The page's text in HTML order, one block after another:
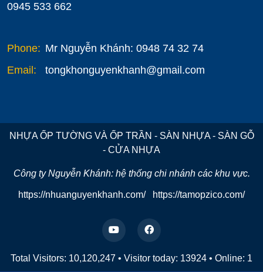
0945 533 662
Phone: Mr Nguyễn Khánh: 0948 74 32 74
Email:
tongkhonguyenkhanh@gmail.com
NHỰA ỐP TƯỜNG VÀ ỐP TRẦN - SÀN NHỰA - SÀN GỖ
- CỬA NHỰA
Công ty Nguyễn Khánh: hệ thống chi nhánh các khu vực.
https://nhuanguyenkhanh.com/ https://tamopzico.com/
Total Visitors: 10,120,247 • Visitor today: 13924 • Online: 1